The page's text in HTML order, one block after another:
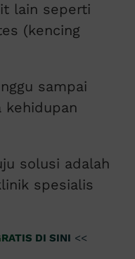
lain seperti
(kencing
sampai
kehidupan
solusi adalah
spesialis
DI SINI <<